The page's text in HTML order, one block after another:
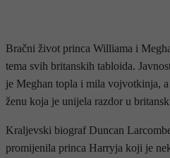
Bračni život princa Williama i
tema svih britanskih tabloida.
je Meghan topla i mila vojvotkinja,
ženu koja je unijela razdor u
Kraljevski biograf Duncan
promijenila princa Harryja koji je